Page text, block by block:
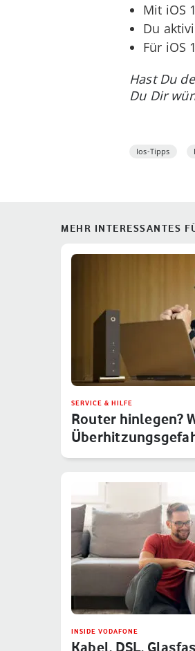
Mit iOS
Du
Für iOS
Hast Du
Du Dir
Ios-Tipps
MEHR INTERESSANTES
SERVICE & HILFE
Router hinlegen?
Du das um…
INSIDE VODAFONE
Kabel, DSL,